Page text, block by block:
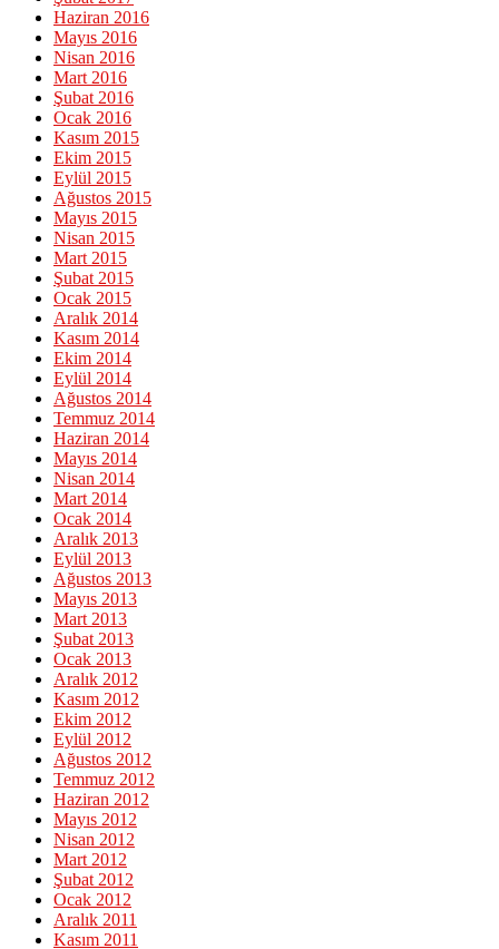
Haziran 2016
Mayıs 2016
Nisan 2016
Mart 2016
Şubat 2016
Ocak 2016
Kasım 2015
Ekim 2015
Eylül 2015
Ağustos 2015
Mayıs 2015
Nisan 2015
Mart 2015
Şubat 2015
Ocak 2015
Aralık 2014
Kasım 2014
Ekim 2014
Eylül 2014
Ağustos 2014
Temmuz 2014
Haziran 2014
Mayıs 2014
Nisan 2014
Mart 2014
Ocak 2014
Aralık 2013
Eylül 2013
Ağustos 2013
Mayıs 2013
Mart 2013
Şubat 2013
Ocak 2013
Aralık 2012
Kasım 2012
Ekim 2012
Eylül 2012
Ağustos 2012
Temmuz 2012
Haziran 2012
Mayıs 2012
Nisan 2012
Mart 2012
Şubat 2012
Ocak 2012
Aralık 2011
Kasım 2011